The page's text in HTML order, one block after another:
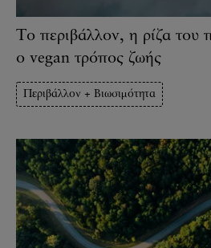
Το περιβάλλον, η ρίζα του
ο vegan τρόπος ζωής
Περιβάλλον + Βιωσιμότητα